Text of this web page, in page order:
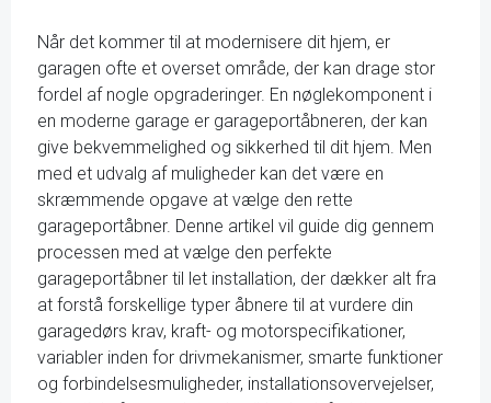
Når det kommer til at modernisere dit hjem, er
garagen ofte et overset område, der kan drage stor
fordel af nogle opgraderinger. En nøglekomponent i
en moderne garage er garageportåbneren, der kan
give bekvemmelighed og sikkerhed til dit hjem. Men
med et udvalg af muligheder kan det være en
skræmmende opgave at vælge den rette
garageportåbner. Denne artikel vil guide dig gennem
processen med at vælge den perfekte
garageportåbner til let installation, der dækker alt fra
at forstå forskellige typer åbnere til at vurdere din
garagedørs krav, kraft- og motorspecifikationer,
variabler inden for drivmekanismer, smarte funktioner
og forbindelsesmuligheder, installationsovervejelser,